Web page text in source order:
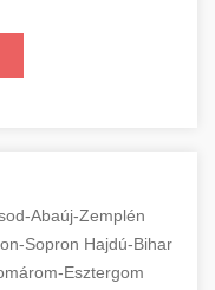
Abaúj-Zemplén
Sopron Hajdú-Bihar
Esztergom